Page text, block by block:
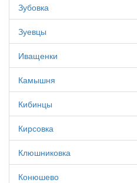
Зубовка
Зуевцы
Иващенки
Камышня
Кибинцы
Кирсовка
Клюшниковка
Конюшево